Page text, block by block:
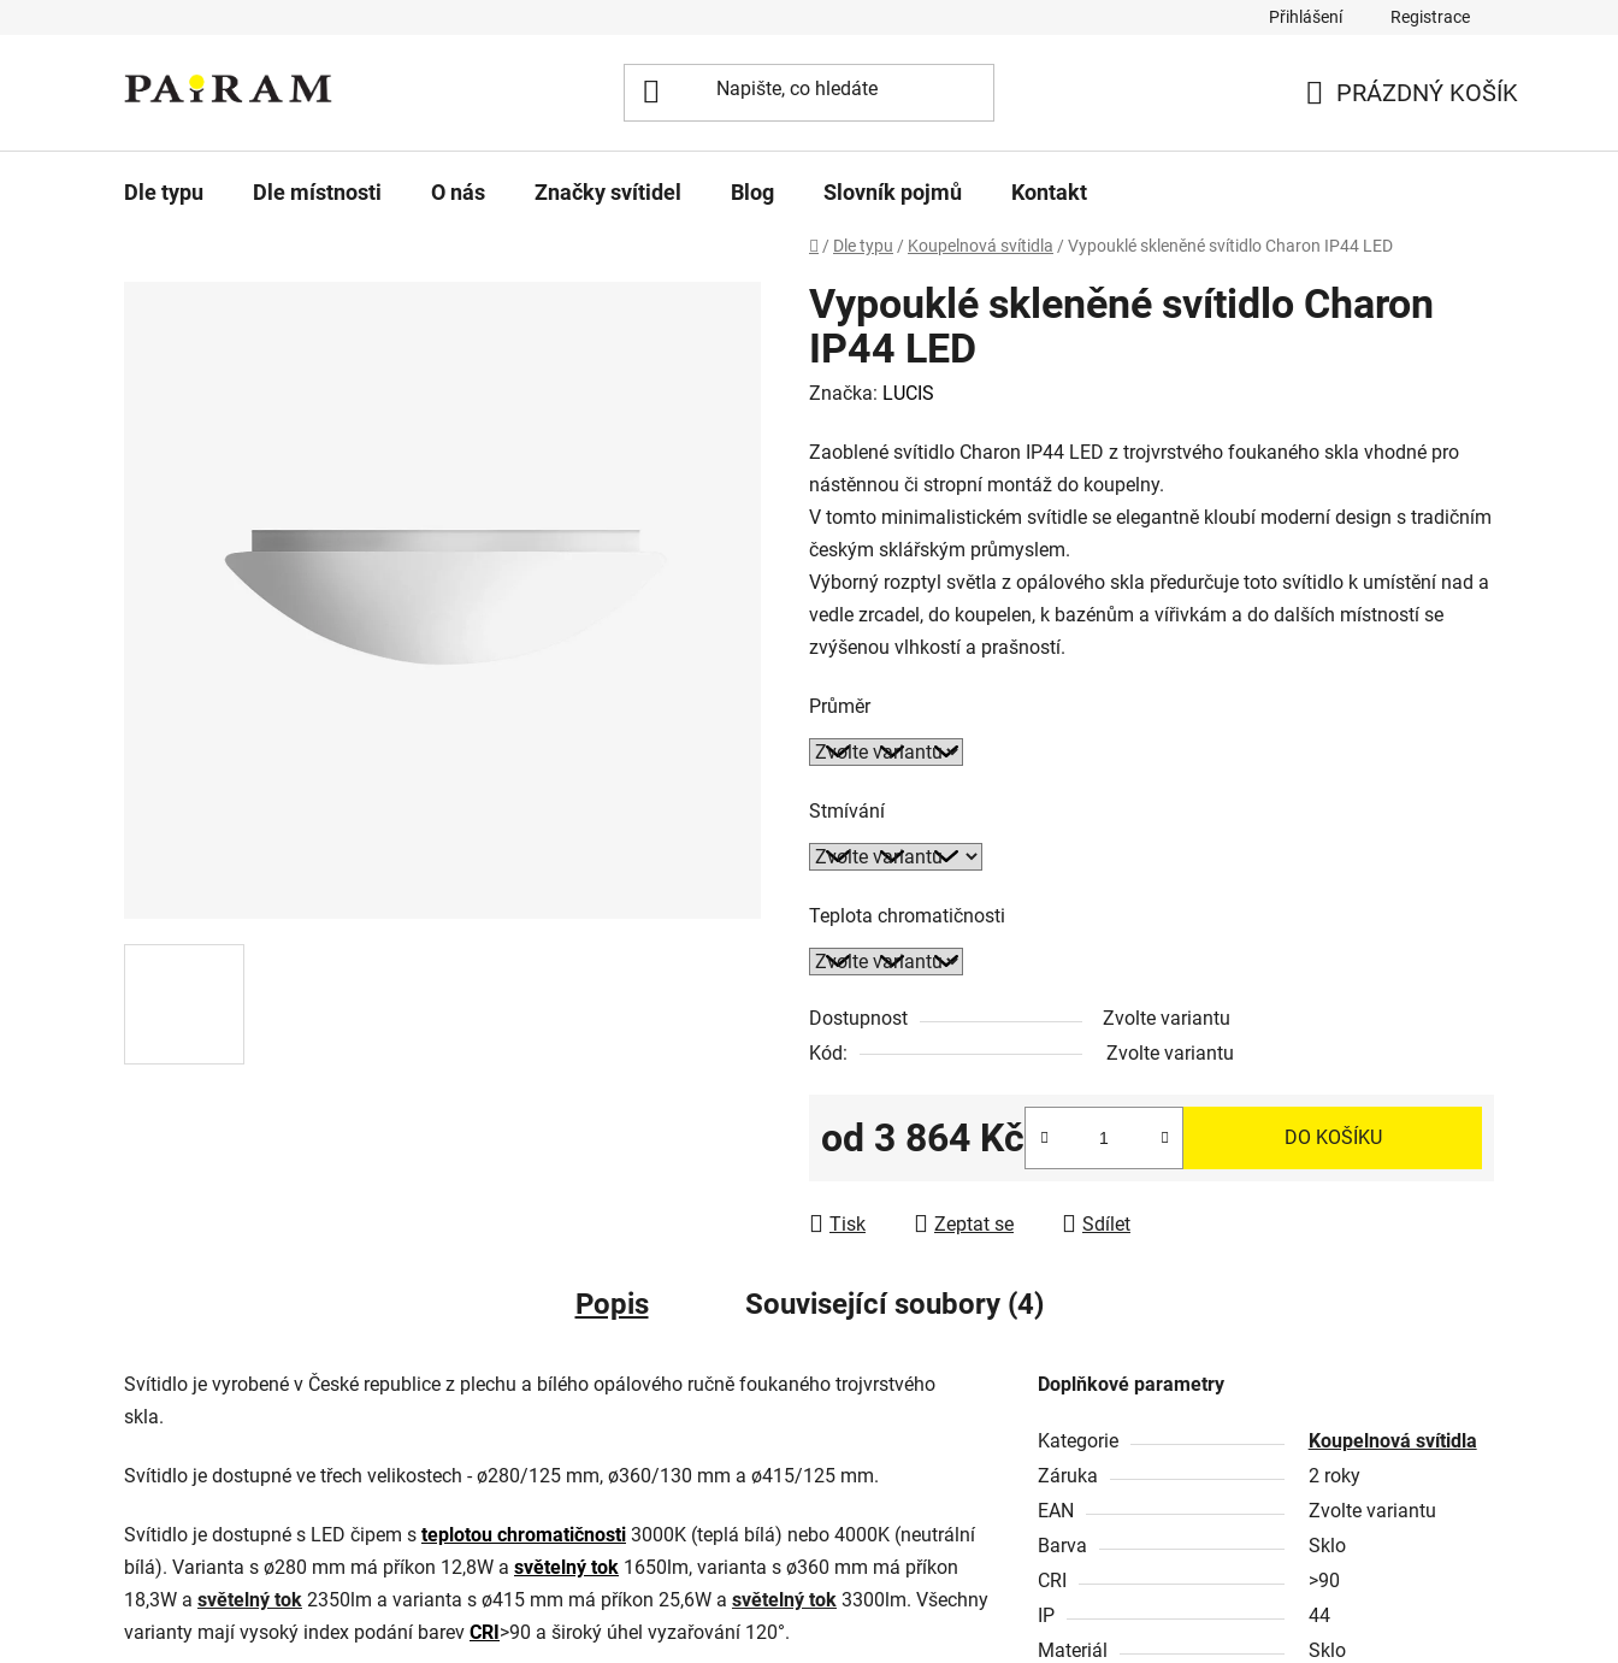
Přihlášení Registrace
PRÁZDNÝ KOŠÍK
Dle typu Dle místnosti O nás Značky svítidel Blog Slovník pojmů Kontakt
Domů
/ Dle typu / Koupelnová svítidla / Vypouklé skleněné svítidlo Charon IP44 LED
Vypouklé skleněné svítidlo Charon
IP44 LED
Značka: LUCIS
Zaoblené svítidlo Charon IP44 LED z trojvrstvého foukaného skla vhodné pro
nástěnnou či stropní montáž do koupelny.
V tomto minimalistickém svítidle se elegantně kloubí moderní design s tradičním
českým sklářským průmyslem.
Výborný rozptyl světla z opálového skla předurčuje toto svítidlo k umístění nad a
vedle zrcadel, do koupelen, k bazénům a vířivkám a do dalších místností se
zvýšenou vlhkostí a prašností.
Průměr
Stmívání
Teplota chromatičnosti
Dostupnost
Zvolte variantu
Kód:
Zvolte variantu
od 3 864 Kč DO KOŠÍKU
Tisk Zeptat se Sdílet
Popis Související soubory (4)
Svítidlo je vyrobené v České republice z plechu a bílého opálového ručně foukaného trojvrstvého
skla.
Svítidlo je dostupné ve třech velikostech - ø280/125 mm, ø360/130 mm a ø415/125 mm.
Svítidlo je dostupné s LED čipem s teplotou chromatičnosti 3000K (teplá bílá) nebo 4000K (neutrální
bílá). Varianta s ø280 mm má příkon 12,8W a světelný tok 1650lm, varianta s ø360 mm má příkon
18,3W a světelný tok 2350lm a varianta s ø415 mm má příkon 25,6W a světelný tok 3300lm. Všechny
varianty mají vysoký index podání barev CRI>90 a široký úhel vyzařování 120°.
Doplňkové parametry
Kategorie
Koupelnová svítidla
Záruka
2 roky
EAN
Zvolte variantu
Barva
Sklo
CRI
>90
IP
44
Materiál
Sklo